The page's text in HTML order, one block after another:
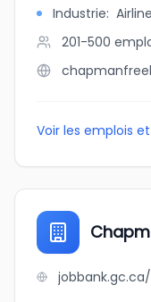
Industrie:
201-500
Voir les emplois